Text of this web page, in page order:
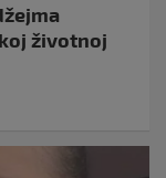
životnoj